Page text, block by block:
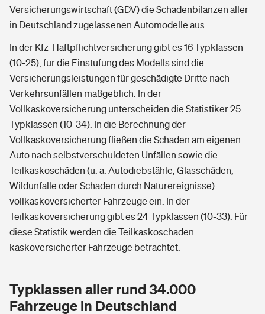
Versicherungswirtschaft (GDV) die Schadenbilanzen aller
in Deutschland zugelassenen Automodelle aus.
In der Kfz-Haftpflichtversicherung gibt es 16 Typklassen
(10-25), für die Einstufung des Modells sind die
Versicherungsleistungen für geschädigte Dritte nach
Verkehrsunfällen maßgeblich. In der
Vollkaskoversicherung unterscheiden die Statistiker 25
Typklassen (10-34). In die Berechnung der
Vollkaskoversicherung fließen die Schäden am eigenen
Auto nach selbstverschuldeten Unfällen sowie die
Teilkaskoschäden (u. a. Autodiebstähle, Glasschäden,
Wildunfälle oder Schäden durch Naturereignisse)
vollkaskoversicherter Fahrzeuge ein. In der
Teilkaskoversicherung gibt es 24 Typklassen (10-33). Für
diese Statistik werden die Teilkaskoschäden
kaskoversicherter Fahrzeuge betrachtet.
Typklassen aller rund 34.000
Fahrzeuge in Deutschland